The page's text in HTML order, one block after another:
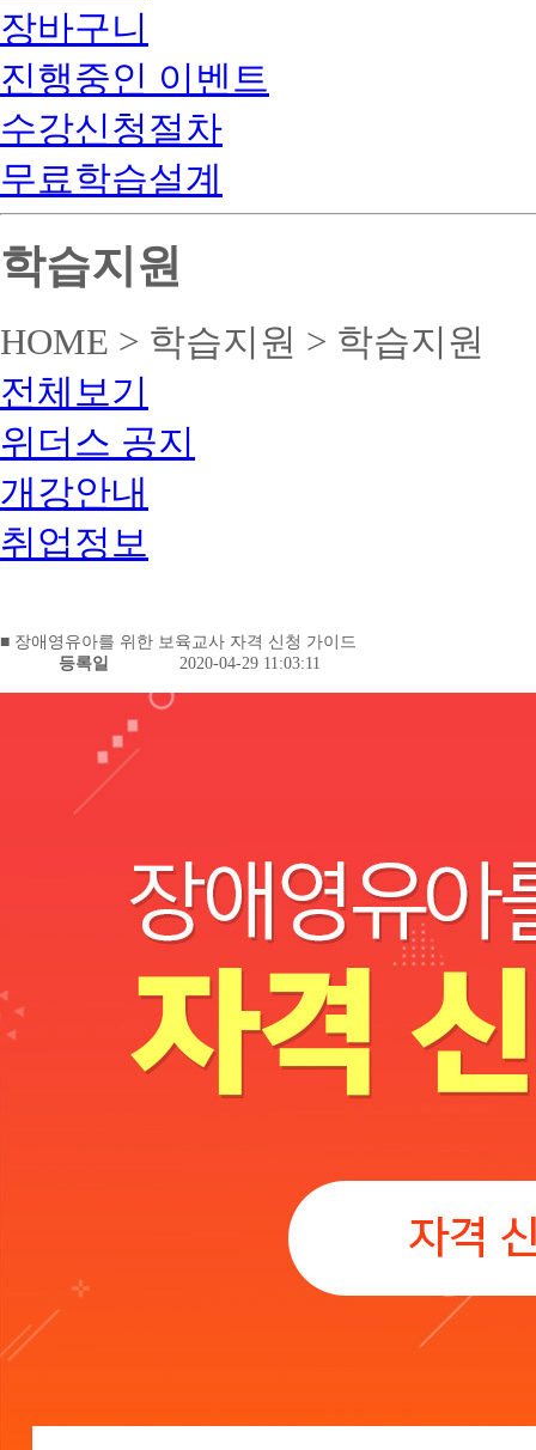
장바구니
진행중인 이벤트
수강신청절차
무료학습설계
학습지원
HOME > 학습지원 > 학습지원
전체보기
위더스 공지
개강안내
취업정보
■ 장애영유아를 위한 보육교사 자격 신청 가이드
등록일
2020-04-29 11:03:11